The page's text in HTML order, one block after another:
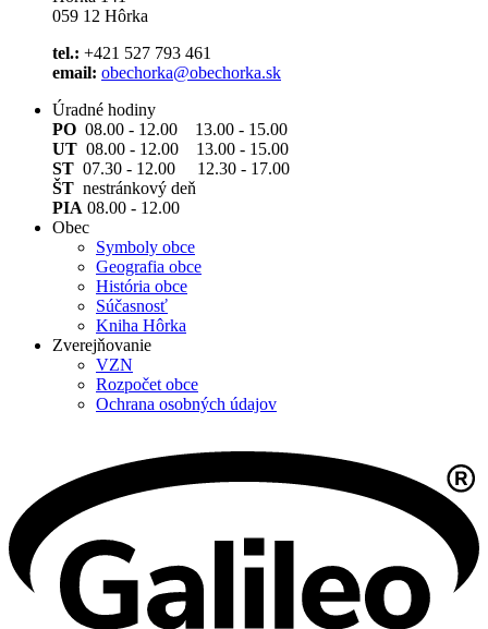
059 12 Hôrka
tel.: +421 527 793 461
email: obechorka@obechorka.sk
Úradné hodiny
PO 08.00 - 12.00 13.00 - 15.00
UT 08.00 - 12.00 13.00 - 15.00
ST 07.30 - 12.00 12.30 - 17.00
ŠT nestránkový deň
PIA 08.00 - 12.00
Obec
Symboly obce
Geografia obce
História obce
Súčasnosť
Kniha Hôrka
Zverejňovanie
VZN
Rozpočet obce
Ochrana osobných údajov